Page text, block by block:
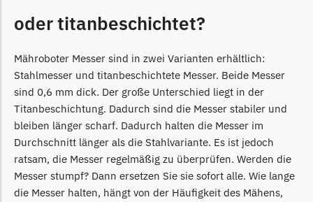
Robomow
Begrenzungsdraht
Scheppach
Scheppach Messer
Begrenzungsdraht
Segway
Segway Navimow Messer
oder titanbeschichtet?
Mähroboter Messer sind in zwei Varianten erhältlich:
Stahlmesser und titanbeschichtete Messer. Beide Messer
sind 0,6 mm dick. Der große Unterschied liegt in der
Titanbeschichtung. Dadurch sind die Messer stabiler und
bleiben länger scharf. Dadurch halten die Messer im
Durchschnitt länger als die Stahlvariante. Es ist jedoch
ratsam, die Messer regelmäßig zu überprüfen. Werden die
Messer stumpf? Dann ersetzen Sie sie sofort alle. Wie lange
die Messer halten, hängt von der Häufigkeit des Mähens,